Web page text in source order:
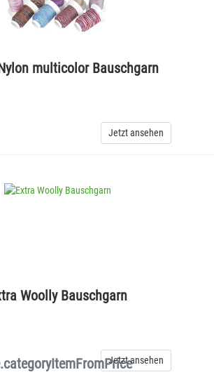
multicolor Bauschgarn
Jetzt ansehen
Woolly Bauschgarn
Jetzt ansehen